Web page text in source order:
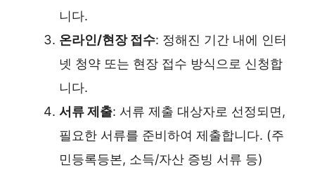
니다.
온라인/현장 접수: 정해진 기간 내에 인터
넷 청약 또는 현장 접수 방식으로 신청합
니다.
서류 제출: 서류 제출 대상자로 선정되면,
필요한 서류를 준비하여 제출합니다. (주
민등록등본, 소득/자산 증빙 서류 등)